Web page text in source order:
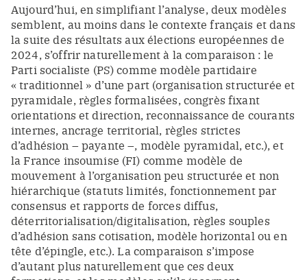
Aujourd’hui, en simplifiant l’analyse, deux modèles
semblent, au moins dans le contexte français et dans
la suite des résultats aux élections européennes de
2024, s’offrir naturellement à la comparaison : le
Parti socialiste (PS) comme modèle partidaire
« traditionnel » d’une part (organisation structurée et
pyramidale, règles formalisées, congrès fixant
orientations et direction, reconnaissance de courants
internes, ancrage territorial, règles strictes
d’adhésion – payante –, modèle pyramidal, etc.), et
la France insoumise (FI) comme modèle de
mouvement à l’organisation peu structurée et non
hiérarchique (statuts limités, fonctionnement par
consensus et rapports de forces diffus,
déterritorialisation/digitalisation, règles souples
d’adhésion sans cotisation, modèle horizontal ou en
tête d’épingle, etc.). La comparaison s’impose
d’autant plus naturellement que ces deux